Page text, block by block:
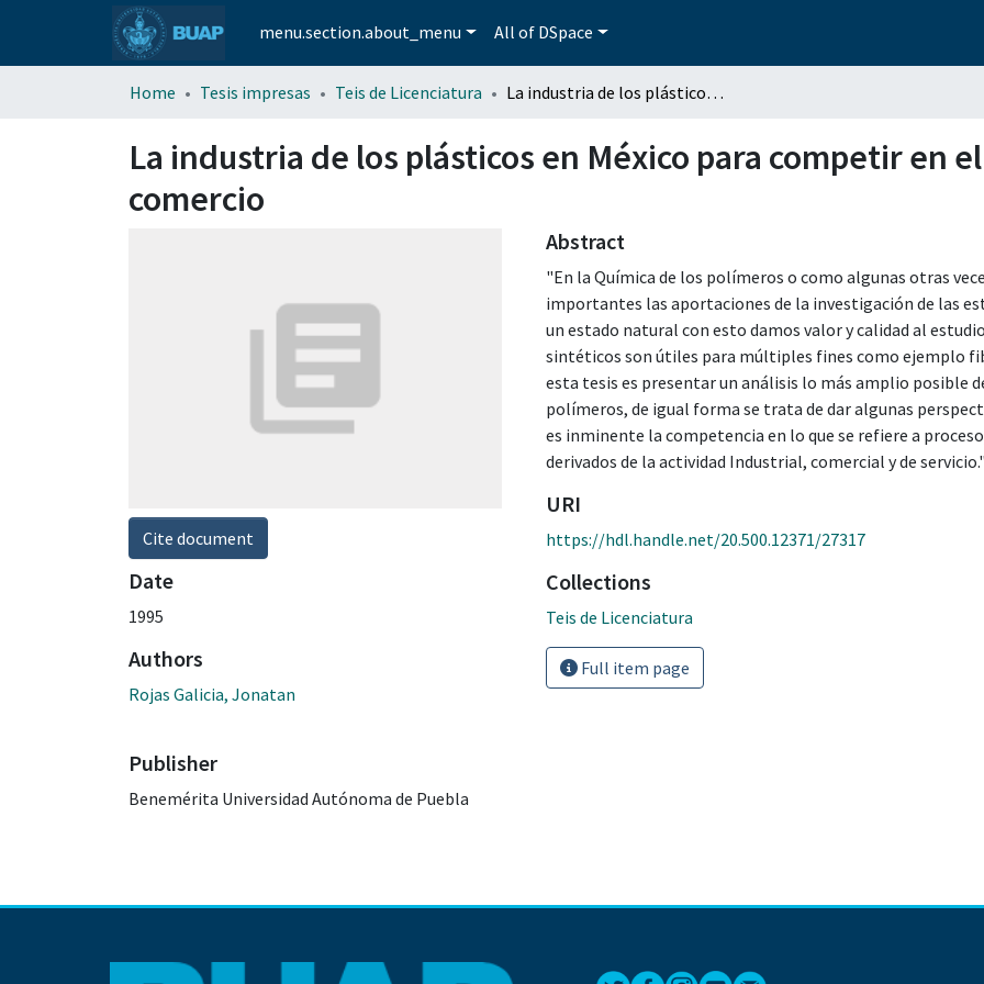
menu.section.about_menu All of DSpace
Home Tesis impresas Teis de Licenciatura La industria de los plásticos en México para competir en el tratado de libre comercio
La industria de los plásticos en México para competir en
comercio
Cite document
Date
1995
Authors
Rojas Galicia, Jonatan
Publisher
Benemérita Universidad Autónoma de Puebla
Abstract
"En la Química de los polímeros o como algunas otras
importantes las aportaciones de la investigación de las
un estado natural con esto damos valor y calidad al
sintéticos son útiles para múltiples fines como ejemplo
esta tesis es presentar un análisis lo más amplio posible
polímeros, de igual forma se trata de dar algunas
es inminente la competencia en lo que se refiere a
derivados de la actividad Industrial, comercial y de servicio."
URI
https://hdl.handle.net/20.500.12371/27317
Collections
Teis de Licenciatura
Full item page